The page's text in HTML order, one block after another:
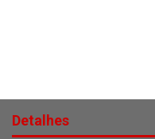
Detalhes